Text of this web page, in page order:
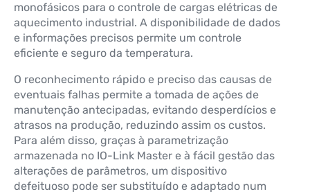
monofásicos para o controle de cargas elétricas de
aquecimento industrial. A disponibilidade de dados
e informações precisos permite um controle
eficiente e seguro da temperatura.
O reconhecimento rápido e preciso das causas de
eventuais falhas permite a tomada de ações de
manutenção antecipadas, evitando desperdícios e
atrasos na produção, reduzindo assim os custos.
Para além disso, graças à parametrização
armazenada no IO-Link Master e à fácil gestão das
alterações de parâmetros, um dispositivo
defeituoso pode ser substituído e adaptado num